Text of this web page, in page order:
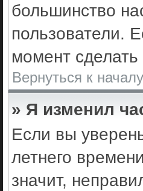
большинство
пользователи.
момент сделать
Вернуться к началу
» Я изменил
Если вы
летнего
значит,